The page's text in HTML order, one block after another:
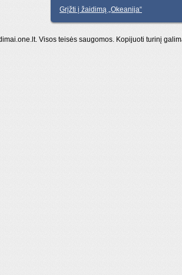
Grįžti į žaidimą „Okeanija“
Visos teisės saugomos. Kopijuoti turinį